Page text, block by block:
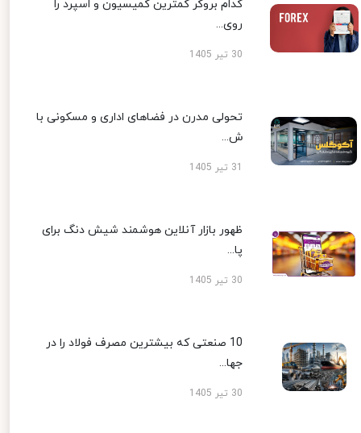
کدام بروکر کمترین کمیسیون و اسپرد را
روی...
30 تیر 1405
تحولی مدرن در فضاهای اداری و مسکونی با
ش...
ظهور بازار آنلاین هوشمند شیش دنگ برای
پا...
30 تیر 1405
10 صنعتی که بیشترین مصرف فولاد را در
جها...
30 تیر 1405